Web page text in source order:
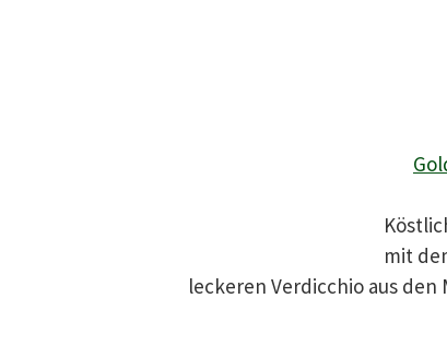
mit
leckeren Verdicchio aus den